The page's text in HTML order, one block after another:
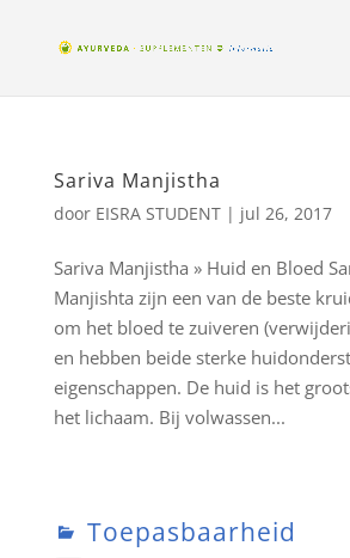
Sariva Manjistha
door EISRA STUDENT| jul 26, 2017
Sariva Manjistha » Huid en Bloed
Manjishta zijn een van de beste
om het bloed te zuiveren
en hebben beide sterke
eigenschappen. De huid is het
het lichaam. Bij volwassen...
Toepasbaarheid